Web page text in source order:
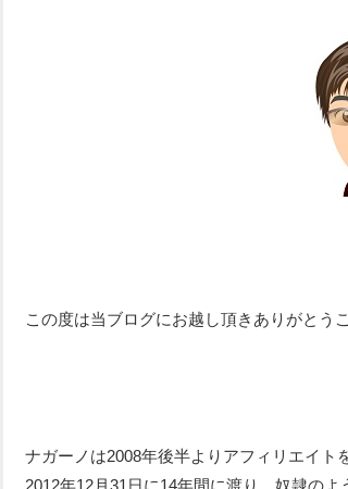
この度は当ブログにお越し頂きありがとう
ナガーノは2008年後半よりアフィリエイト